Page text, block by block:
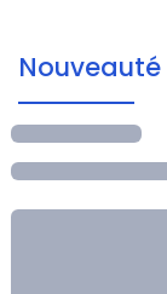
Nouveauté